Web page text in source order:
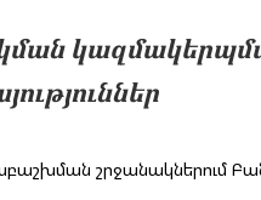
շրջանակներում